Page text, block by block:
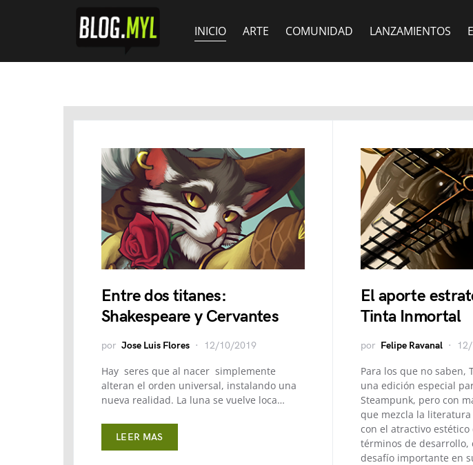
INICIO ARTE COMUNIDAD LANZAMIENTOS
Entre dos titanes:
Shakespeare y Cervantes
por Jose Luis Flores 12/10/2019
Hay seres que al nacer simplemente
alteran el orden universal, instalando una
nueva realidad. La luna se vuelve loca…
LEER MAS
El aporte
Tinta Inmortal
por Felipe Ravanal
Para los que no saben,
una edición especial
Steampunk, pero con
que mezcla la literatura
con el atractivo estético
términos de desarrollo,
desafío importante en